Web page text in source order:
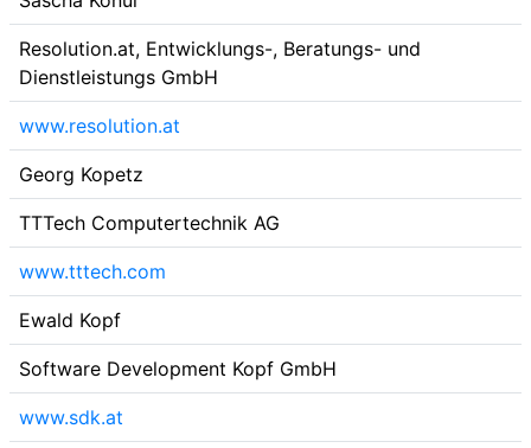
Resolution.at, Entwicklungs-, Beratungs- und
Dienstleistungs GmbH
www.resolution.at
Georg Kopetz
TTTech Computertechnik AG
www.tttech.com
Ewald Kopf
Software Development Kopf GmbH
www.sdk.at